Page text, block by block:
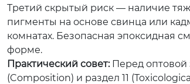
Третий скрытый риск — наличие
пигменты на основе свинца или
комнатах. Безопасная эпоксидная
форме.
Практический совет:Перед оптовой
(Composition) и раздел 11